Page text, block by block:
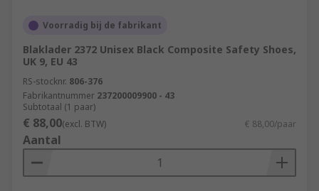
Voorradig bij de fabrikant
Blaklader 2372 Unisex Black Composite Safety Shoes,
UK 9, EU 43
RS-stocknr. 806-376
Fabrikantnummer 237200009900 - 43
Subtotaal (1 paar)
€ 88,00(excl. BTW) € 88,00/paar
Aantal